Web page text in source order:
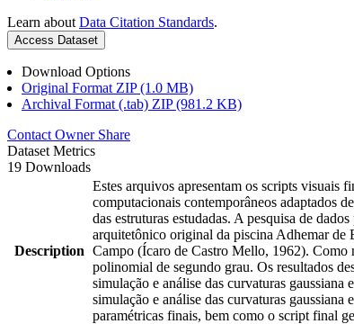
Learn about Data Citation Standards.
Access Dataset
Download Options
Original Format ZIP (1.0 MB)
Archival Format (.tab) ZIP (981.2 KB)
Contact Owner Share
Dataset Metrics
19 Downloads
Description
Estes arquivos apresentam os scripts visuais
computacionais contemporâneos adaptados
das estruturas estudadas. A pesquisa de
arquitetônico original da piscina Adhemar de
Campo (Ícaro de Castro Mello, 1962). Como
polinomial de segundo grau. Os resultados
simulação e análise das curvaturas
simulação e análise das curvaturas
paramétricas finais, bem como o script final